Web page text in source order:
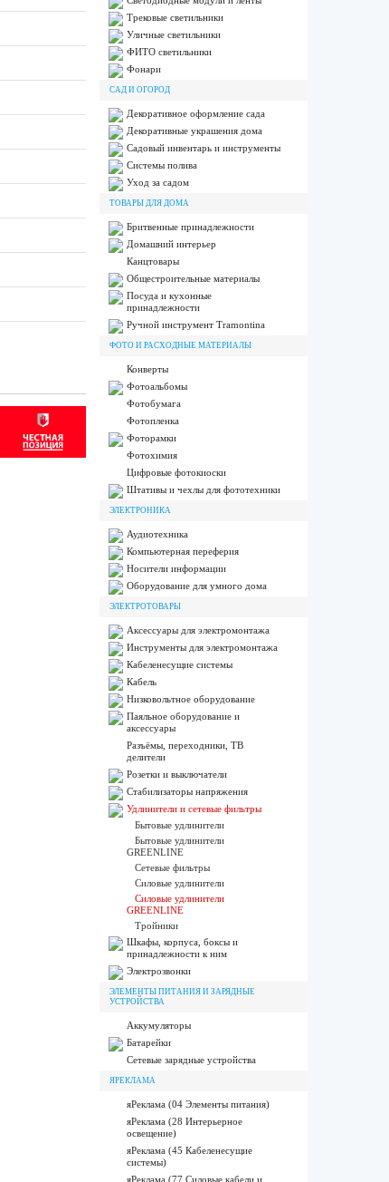
Трековые светильники
Уличные светильники
ФИТО светильники
Фонари
САД И ОГОРОД
Декоративное оформление сада
Декоративные украшения дома
Садовый инвентарь и инструменты
Системы полива
Уход за садом
ТОВАРЫ ДЛЯ ДОМА
Бритвенные принадлежности
Домашний интерьер
Канцтовары
Общестроительные материалы
Посуда и кухонные
принадлежности
Ручной инструмент Tramontina
ФОТО И РАСХОДНЫЕ МАТЕРИАЛЫ
Конверты
Фотоальбомы
Фотобумага
Фотопленка
Фоторамки
Фотохимия
Цифровые фотокиоски
Штативы и чехлы для фототехники
ЭЛЕКТРОНИКА
Аудиотехника
Компьютерная переферия
Носители информации
Оборудование для умного дома
ЭЛЕКТРОТОВАРЫ
Аксессуары для электромонтажа
Инструменты для электромонтажа
Кабеленесущие системы
Кабель
Низковольтное оборудование
Паяльное оборудование и
аксессуары
Разъёмы, переходники, ТВ
делители
Розетки и выключатели
Стабилизаторы напряжения
Удлинители и сетевые фильтры
Бытовые удлинители
Бытовые удлинители
GREENLINE
Сетевые фильтры
Силовые удлинители
Силовые удлинители
GREENLINE
Тройники
Шкафы, корпуса, боксы и
принадлежности к ним
Электрозвонки
ЭЛЕМЕНТЫ ПИТАНИЯ И ЗАРЯДНЫЕ
УСТРОЙСТВА
Аккумуляторы
Батарейки
Сетевые зарядные устройства
ЯРЕКЛАМА
яРеклама (04 Элементы питания)
яРеклама (28 Интерьерное
освещение)
яРеклама (45 Кабеленесущие
системы)
яРеклама (77 Силовые кабели и